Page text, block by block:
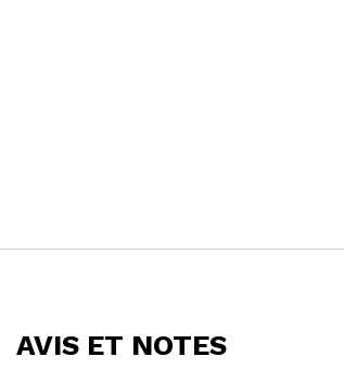
AVIS ET NOTES